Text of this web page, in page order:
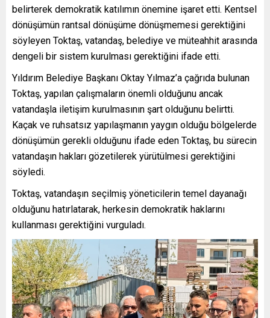
belirterek demokratik katılımın önemine işaret etti. Kentsel
dönüşümün rantsal dönüşüme dönüşmemesi gerektiğini
söyleyen Toktaş, vatandaş, belediye ve müteahhit arasında
dengeli bir sistem kurulması gerektiğini ifade etti.
Yıldırım Belediye Başkanı Oktay Yılmaz’a çağrıda bulunan
Toktaş, yapılan çalışmaların önemli olduğunu ancak
vatandaşla iletişim kurulmasının şart olduğunu belirtti.
Kaçak ve ruhsatsız yapılaşmanın yaygın olduğu bölgelerde
dönüşümün gerekli olduğunu ifade eden Toktaş, bu sürecin
vatandaşın hakları gözetilerek yürütülmesi gerektiğini
söyledi.
Toktaş, vatandaşın seçilmiş yöneticilerin temel dayanağı
olduğunu hatırlatarak, herkesin demokratik haklarını
kullanması gerektiğini vurguladı.